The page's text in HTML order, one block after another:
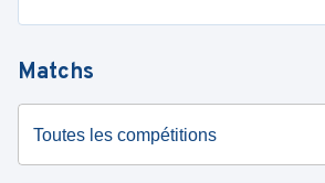
Matchs
Toutes les compétitions